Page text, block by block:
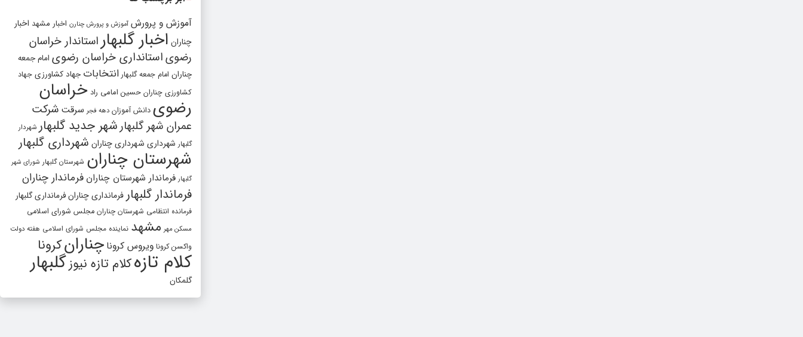
آموزش و پرورش آموزش و پرورش چنارن اخبار مشهد اخبار
چناران اخبار گلبهار استاندار خراسان
رضویاستانداری خراسان رضوی امام جمعه
چناران امام جمعه گلبهار انتخابات جهاد کشاورزی جهاد
کشاورزی چناران حسین امامی راد خراسان
رضوی دانش آموزان دهه فجر سرقت شرکت
عمران شهر گلبهارشهر جدید گلبهار شهردار
گلبهار شهرداری شهرداری چناران شهرداری گلبهار
شهرستان چناران شهرستان گلبهار شورای شهر
گلبهار فرماندار شهرستان چناران فرماندار چناران
فرماندار گلبهار فرمانداری چنارانفرمانداری گلبهار
فرمانده انتظامی شهرستان چناران مجلس شورای اسلامی
مسکن مهر مشهد نماینده مجلس شورای اسلامی هفته دولت
واکسن کرونا ویروس کرونا چنارانکرونا
کلام تازهکلام تازه نیوزگلبهار
گلمکان